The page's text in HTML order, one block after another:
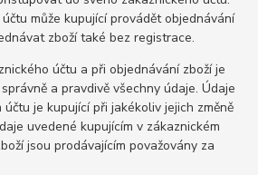
může kupující provádět objednávání
zboží také bez registrace.
účtu a při objednávání zboží je
a pravdivě všechny údaje. Údaje
je kupující při jakékoliv jejich změně
uvedené kupujícím v zákaznickém
jsou prodávajícím považovány za